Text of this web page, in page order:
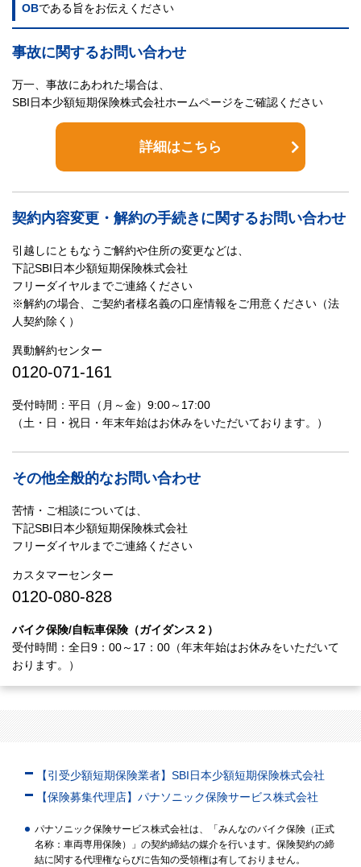
OBである旨をお伝えください
事故に関するお問い合わせ
万一、事故にあわれた場合は、
SBI日本少額短期保険株式会社ホームページをご確認ください
詳細はこちら
契約内容変更・解約の手続きに関するお問い合わせ
引越しにともなうご解約や住所の変更などは、
下記SBI日本少額短期保険株式会社
フリーダイヤルまでご連絡ください
※解約の場合、ご契約者様名義の口座情報をご用意ください（法
人契約除く）
異動解約センター
0120-071-161
受付時間：平日（月～金）9:00～17:00
（土・日・祝日・年末年始はお休みをいただいております。）
その他全般的なお問い合わせ
苦情・ご相談については、
下記SBI日本少額短期保険株式会社
フリーダイヤルまでご連絡ください
カスタマーセンター
0120-080-828
バイク保険/自転車保険（ガイダンス２）
受付時間：全日9：00～17：00（年末年始はお休みをいただいて
おります。）
【引受少額短期保険業者】SBI日本少額短期保険株式会社
【保険募集代理店】パナソニック保険サービス株式会社
パナソニック保険サービス株式会社は、「みんなのバイク保険（正式
名称：車両専用保険）」の契約締結の媒介を行います。保険契約の締
結に関する代理権ならびに告知の受領権は有しておりません。